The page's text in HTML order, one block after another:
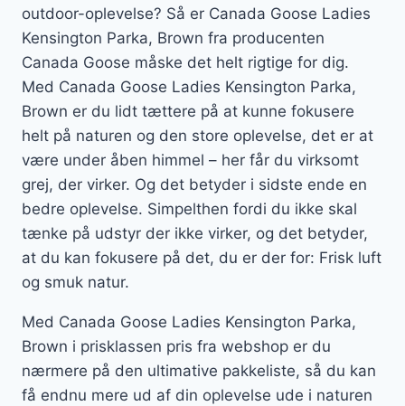
outdoor-oplevelse? Så er Canada Goose Ladies
Kensington Parka, Brown fra producenten
Canada Goose måske det helt rigtige for dig.
Med Canada Goose Ladies Kensington Parka,
Brown er du lidt tættere på at kunne fokusere
helt på naturen og den store oplevelse, det er at
være under åben himmel – her får du virksomt
grej, der virker. Og det betyder i sidste ende en
bedre oplevelse. Simpelthen fordi du ikke skal
tænke på udstyr der ikke virker, og det betyder,
at du kan fokusere på det, du er der for: Frisk luft
og smuk natur.
Med Canada Goose Ladies Kensington Parka,
Brown i prisklassen pris fra webshop er du
nærmere på den ultimative pakkeliste, så du kan
få endnu mere ud af din oplevelse ude i naturen